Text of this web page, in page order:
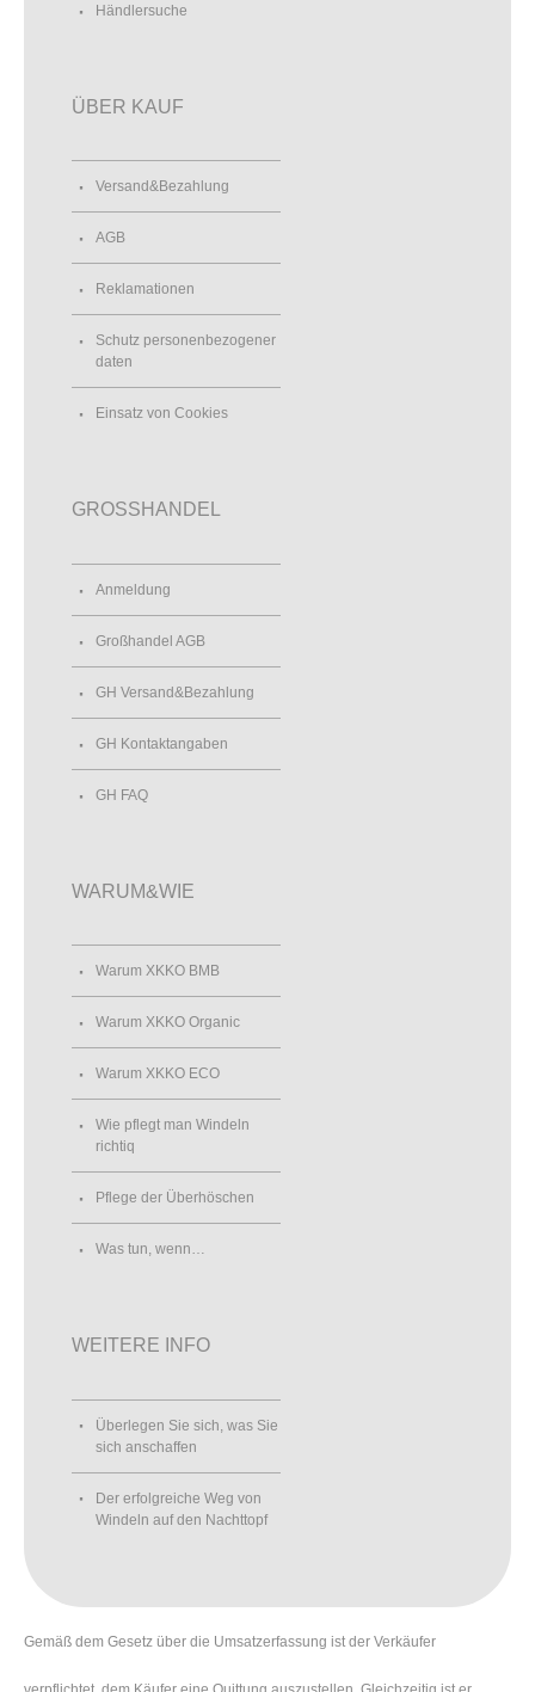
Händlersuche
ÜBER KAUF
Versand&Bezahlung
AGB
Reklamationen
Schutz personenbezogener
daten
Einsatz von Cookies
GROSSHANDEL
Anmeldung
Großhandel AGB
GH Versand&Bezahlung
GH Kontaktangaben
GH FAQ
WARUM&WIE
Warum XKKO BMB
Warum XKKO Organic
Warum XKKO ECO
Wie pflegt man Windeln
richtiq
Pflege der Überhöschen
Was tun, wenn…
WEITERE INFO
Überlegen Sie sich, was Sie
sich anschaffen
Der erfolgreiche Weg von
Windeln auf den Nachttopf
Gemäß dem Gesetz über die Umsatzerfassung ist der Verkäufer